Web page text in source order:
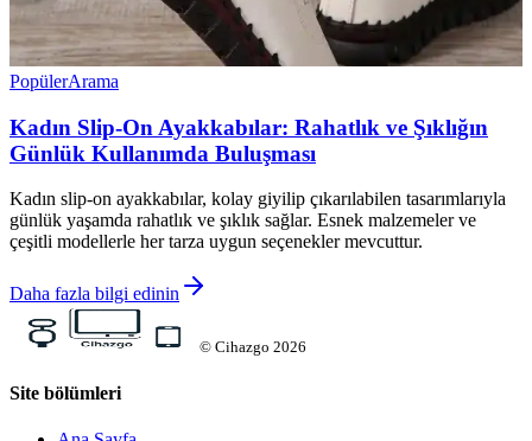
PopülerArama
Kadın Slip-On Ayakkabılar: Rahatlık ve Şıklığın
Günlük Kullanımda Buluşması
Kadın slip-on ayakkabılar, kolay giyilip çıkarılabilen tasarımlarıyla
günlük yaşamda rahatlık ve şıklık sağlar. Esnek malzemeler ve
çeşitli modellerle her tarza uygun seçenekler mevcuttur.
Daha fazla bilgi edinin
© Cihazgo 2026
Site bölümleri